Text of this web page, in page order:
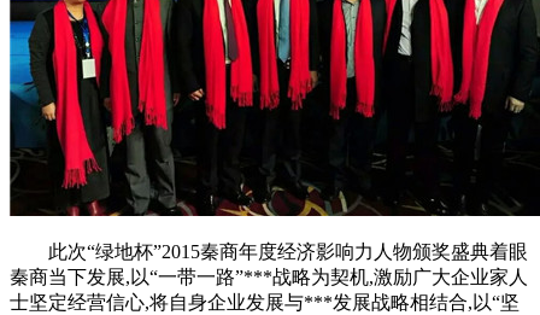
此次“绿地杯”2015秦商年度经济影响力人物颁奖盛典着眼
秦商当下发展,以“一带一路”***战略为契机,激励广大企业家人
士坚定经营信心,将自身企业发展与***发展战略相结合,以“坚